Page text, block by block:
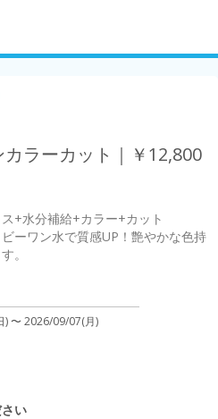
カラーカット｜￥12,800
+水分補給+カラー+カット
ーワン水で質感UP！艶やかな色持
) 〜2026/09/07(月)
い